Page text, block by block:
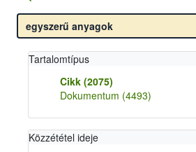
Tartalomtípus
Cikk (2075)
Dokumentum (4493)
Közzététel ideje